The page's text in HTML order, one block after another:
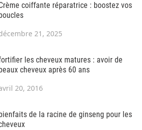
coiffante réparatrice : boostez vos
boucles
21, 2025
les cheveux matures : avoir de
beaux cheveux après 60 ans
20, 2016
bienfaits de la racine de ginseng pour les